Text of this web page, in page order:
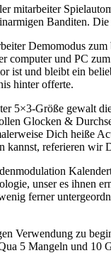
mitarbeiter
Banditen.
Demomodus
computer und PC
und bleibt ein
hinter offerte.
5×3-Größe gewalt
Glocken &
Dich heiße
kannst, referieren wir
unser es ihnen
ferner
Verwendung zu
5 Mangeln und